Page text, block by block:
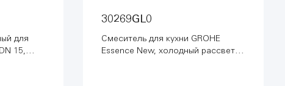
для
15,
30269GL0
Смеситель для кухни GROHE
Essence New, холодный рассвет